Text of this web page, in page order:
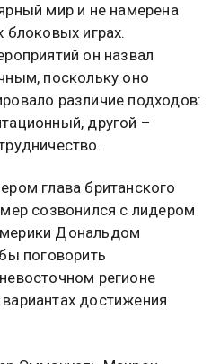
мир и не намерена
блоковых играх.
он назвал
поскольку оно
различие подходов:
другой –
глава британского
созвонился с лидером
Дональдом
поговорить
регионе
достижения